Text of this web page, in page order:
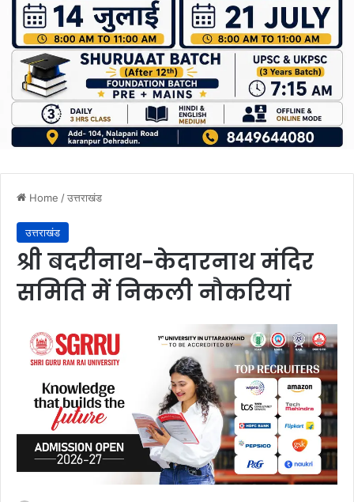
Home /उत्तराखंड
उत्तराखंड
श्री बदरीनाथ-केदारनाथ मंदिर
समिति में निकली नौकरियां